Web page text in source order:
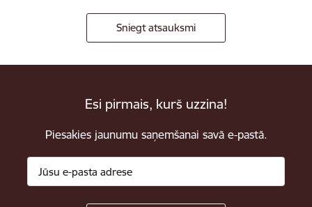
Sniegt atsauksmi
Esi pirmais, kurš uzzina!
Piesakies jaunumu saņemšanai savā e-pastā.